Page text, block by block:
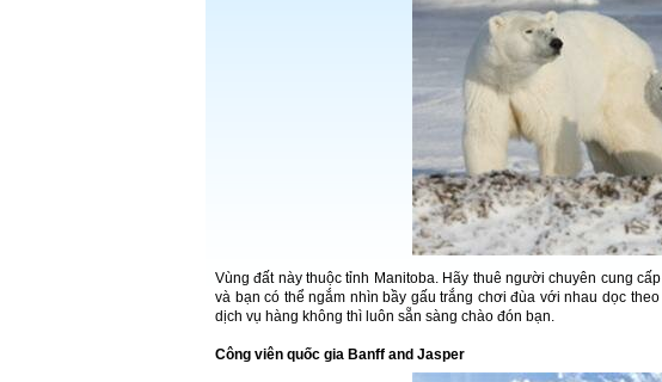
Vùng đất này thuộc tỉnh Manitoba. Hãy thuê người chuyên cung
và bạn có thể ngắm nhìn bầy gấu trắng chơi đùa với nhau dọc
dịch vụ hàng không thì luôn sẵn sàng chào đón bạn.
Công viên quốc gia Banff and Jasper